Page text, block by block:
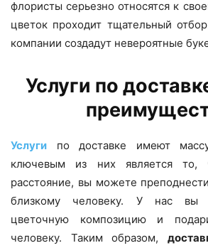
флористы серьезно относятся к
цветок проходит тщательный
компании создадут невероятные
Услуги по
Услуги по доставке имеют
ключевым из них является то,
расстояние, вы можете
близкому человеку. У нас вы
цветочную композицию и
человеку. Таким образом,